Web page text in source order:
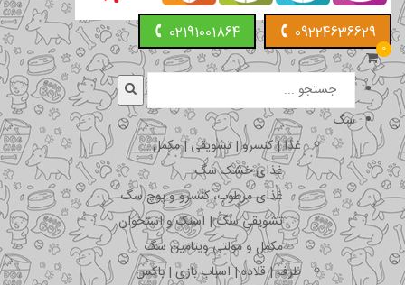
09224636629
02191001864
0
سگ
غذا | کنسرو | تشویقی | مکمل
غذای خشک سگ
غذای مرطوب، کنسرو و پوچ سگ
تشویقی سگ | اسنک و استخوان
مکمل و مولتی ویتامین سگ
ظرف | قلاده | اسباب بازی | باکس